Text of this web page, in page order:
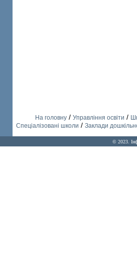
На головну/ Управління освіти /
Спеціалізовані школи / Заклади
© 2023.